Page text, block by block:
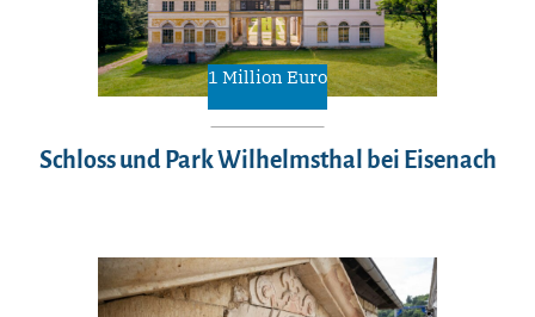
1 Million Euro
Schloss und Park Wilhelmsthal bei Eisenach